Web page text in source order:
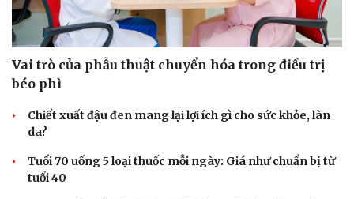
Vai trò của phẫu thuật chuyển hóa trong điều trị
béo phì
Chiết xuất đậu đen mang lại lợi ích gì cho sức khỏe, làn
da?
Tuổi 70 uống 5 loại thuốc mỗi ngày: Giá như chuẩn bị từ
tuổi 40